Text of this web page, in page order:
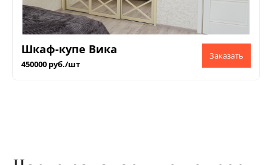
Шкаф-купе Вика
450000 руб./шт